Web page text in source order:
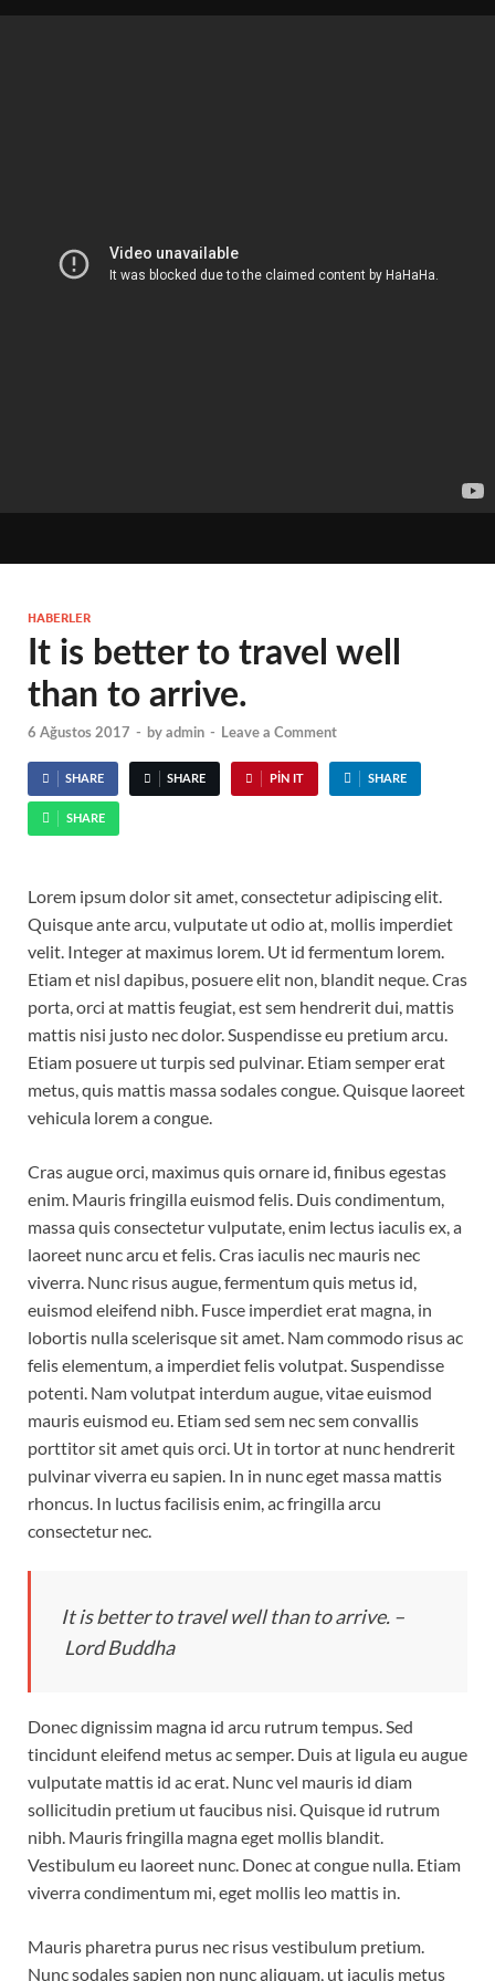
HABERLER
It is better to travel well
than to arrive.
6 Ağustos 2017 - by admin - Leave a Comment
SHARE SHARE PIN IT SHARE
SHARE
Lorem ipsum dolor sit amet, consectetur adipiscing elit.
Quisque ante arcu, vulputate ut odio at, mollis imperdiet
velit. Integer at maximus lorem. Ut id fermentum lorem.
Etiam et nisl dapibus, posuere elit non, blandit neque. Cras
porta, orci at mattis feugiat, est sem hendrerit dui, mattis
mattis nisi justo nec dolor. Suspendisse eu pretium arcu.
Etiam posuere ut turpis sed pulvinar. Etiam semper erat
metus, quis mattis massa sodales congue. Quisque laoreet
vehicula lorem a congue.
Cras augue orci, maximus quis ornare id, finibus egestas
enim. Mauris fringilla euismod felis. Duis condimentum,
massa quis consectetur vulputate, enim lectus iaculis ex, a
laoreet nunc arcu et felis. Cras iaculis nec mauris nec
viverra. Nunc risus augue, fermentum quis metus id,
euismod eleifend nibh. Fusce imperdiet erat magna, in
lobortis nulla scelerisque sit amet. Nam commodo risus ac
felis elementum, a imperdiet felis volutpat. Suspendisse
potenti. Nam volutpat interdum augue, vitae euismod
mauris euismod eu. Etiam sed sem nec sem convallis
porttitor sit amet quis orci. Ut in tortor at nunc hendrerit
pulvinar viverra eu sapien. In in nunc eget massa mattis
rhoncus. In luctus facilisis enim, ac fringilla arcu
consectetur nec.
It is better to travel well than to arrive. –
Lord Buddha
Donec dignissim magna id arcu rutrum tempus. Sed
tincidunt eleifend metus ac semper. Duis at ligula eu augue
vulputate mattis id ac erat. Nunc vel mauris id diam
sollicitudin pretium ut faucibus nisi. Quisque id rutrum
nibh. Mauris fringilla magna eget mollis blandit.
Vestibulum eu laoreet nunc. Donec at congue nulla. Etiam
viverra condimentum mi, eget mollis leo mattis in.
Mauris pharetra purus nec risus vestibulum pretium.
Nunc sodales sapien non nunc aliquam, ut iaculis metus